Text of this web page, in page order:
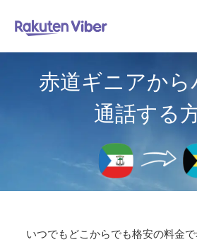
赤道ギニアか
通話する
いつでもどこからでも格安の料金